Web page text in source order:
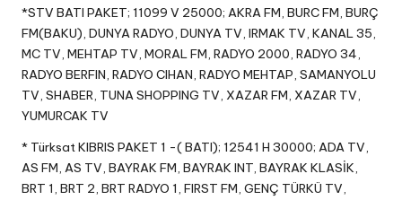
*STV BATI PAKET; 11099 V 25000; AKRA FM, BURC FM, BURÇ
FM(BAKU), DUNYA RADYO, DUNYA TV, IRMAK TV, KANAL 35,
MC TV, MEHTAP TV, MORAL FM, RADYO 2000, RADYO 34,
RADYO BERFIN, RADYO CIHAN, RADYO MEHTAP, SAMANYOLU
TV, SHABER, TUNA SHOPPING TV, XAZAR FM, XAZAR TV,
YUMURCAK TV
* Türksat KIBRIS PAKET 1 -( BATI); 12541 H 30000; ADA TV,
AS FM, AS TV, BAYRAK FM, BAYRAK INT, BAYRAK KLASİK,
BRT 1, BRT 2, BRT RADYO 1, FIRST FM, GENÇ TÜRKÜ TV,